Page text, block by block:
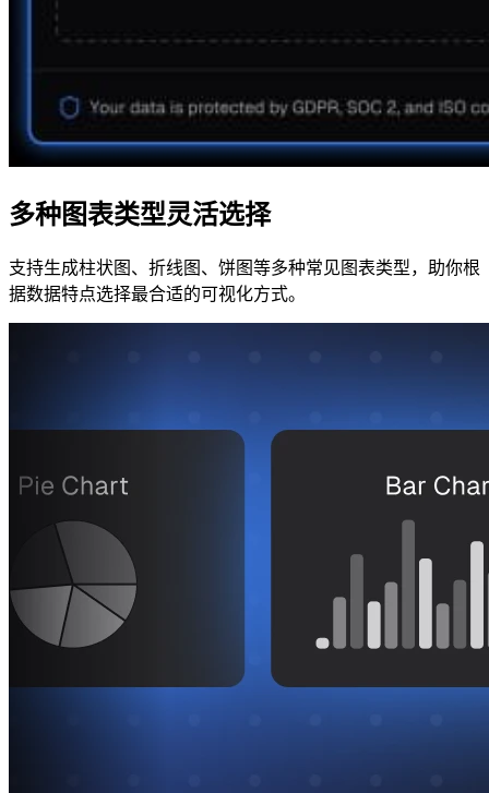
多种图表类型灵活选择
支持生成柱状图、折线图、饼图等多种常见图表类型，助你根
据数据特点选择最合适的可视化方式。